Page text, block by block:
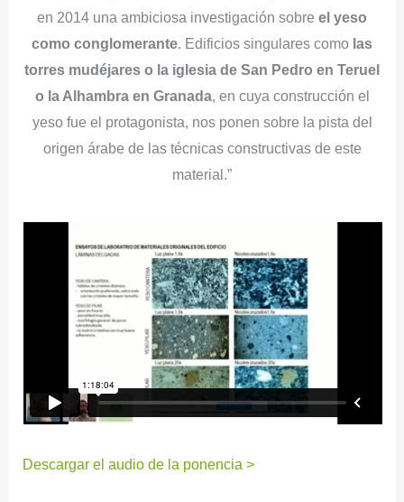
en 2014 una ambiciosa investigación sobre el yeso
como conglomerante. Edificios singulares como las
torres mudéjares o la iglesia de San Pedro en Teruel
o la Alhambra en Granada, en cuya construcción el
yeso fue el protagonista, nos ponen sobre la pista del
origen árabe de las técnicas constructivas de este
material.”
Descargar el audio de la ponencia >